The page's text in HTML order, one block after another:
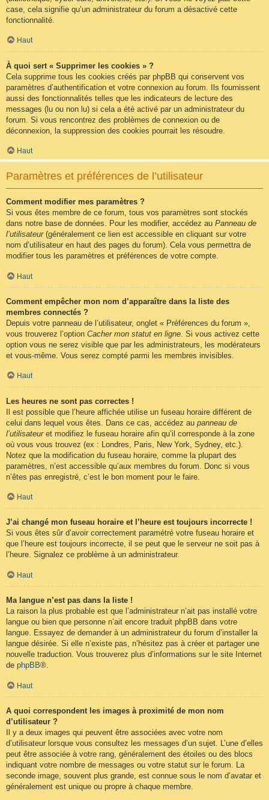
case, cela signifie qu’un administrateur du forum a désactivé cette
fonctionnalité.
Haut
À quoi sert « Supprimer les cookies » ?
Cela supprime tous les cookies créés par phpBB qui conservent vos
paramètres d’authentification et votre connexion au forum. Ils fournissent
aussi des fonctionnalités telles que les indicateurs de lecture des
messages (lu ou non lu) si cela a été activé par un administrateur du
forum. Si vous rencontrez des problèmes de connexion ou de
déconnexion, la suppression des cookies pourrait les résoudre.
Haut
Paramètres et préférences de l’utilisateur
Comment modifier mes paramètres ?
Si vous êtes membre de ce forum, tous vos paramètres sont stockés
dans notre base de données. Pour les modifier, accédez au Panneau de
l’utilisateur(généralement ce lien est accessible en cliquant sur votre
nom d’utilisateur en haut des pages du forum). Cela vous permettra de
modifier tous les paramètres et préférences de votre compte.
Haut
Comment empêcher mon nom d’apparaître dans la liste des
membres connectés ?
Depuis votre panneau de l’utilisateur, onglet « Préférences du forum »,
vous trouverez l’option Cacher mon statut en ligne . Si vous activez cette
option vous ne serez visible que par les administrateurs, les modérateurs
et vous-même. Vous serez compté parmi les membres invisibles.
Haut
Les heures ne sont pas correctes !
Il est possible que l’heure affichée utilise un fuseau horaire différent de
celui dans lequel vous êtes. Dans ce cas, accédez au panneau de
l’utilisateuret modifiez le fuseau horaire afin qu’il corresponde à la zone
où vous vous trouvez (ex : Londres, Paris, New York, Sydney, etc.).
Notez que la modification du fuseau horaire, comme la plupart des
paramètres, n’est accessible qu’aux membres du forum. Donc si vous
n’êtes pas enregistré, c’est le bon moment pour le faire.
Haut
J’ai changé mon fuseau horaire et l’heure est toujours incorrecte !
Si vous êtes sûr d’avoir correctement paramétré votre fuseau horaire et
que l’heure est toujours incorrecte, il se peut que le serveur ne soit pas à
l’heure. Signalez ce problème à un administrateur.
Haut
Ma langue n’est pas dans la liste !
La raison la plus probable est que l’administrateur n’ait pas installé votre
langue ou bien que personne n’ait encore traduit phpBB dans votre
langue. Essayez de demander à un administrateur du forum d’installer la
langue désirée. Si elle n’existe pas, n’hésitez pas à créer et partager une
nouvelle traduction. Vous trouverez plus d’informations sur le site Internet
de phpBB®.
Haut
A quoi correspondent les images à proximité de mon nom
d’utilisateur ?
Il y a deux images qui peuvent être associées avec votre nom
d’utilisateur lorsque vous consultez les messages d’un sujet. L’une d’elles
peut être associée à votre rang, généralement des étoiles ou des blocs
indiquant votre nombre de messages ou votre statut sur le forum. La
seconde image, souvent plus grande, est connue sous le nom d’avatar et
généralement est unique ou propre à chaque membre.